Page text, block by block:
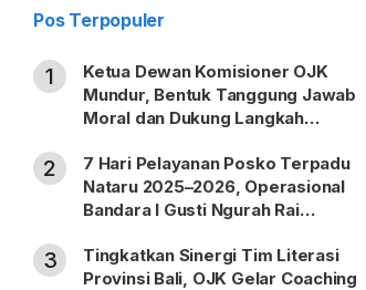
Pos Terpopuler
1
Ketua Dewan Komisioner OJK
Mundur, Bentuk Tanggung Jawab
Moral dan Dukung Langkah
2
7 Hari Pelayanan Posko Terpadu
Nataru 2025–2026, Operasional
Bandara I Gusti Ngurah Rai
3
Tingkatkan Sinergi Tim Literasi
Provinsi Bali, OJK Gelar Coaching